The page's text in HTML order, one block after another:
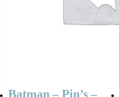
Batman – Pin’s –